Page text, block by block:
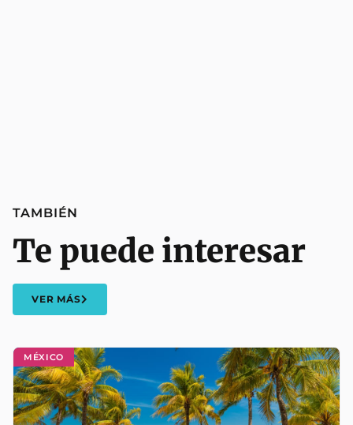
MÉXICO
TAMBIÉN
Te puede interesar
VER MÁS